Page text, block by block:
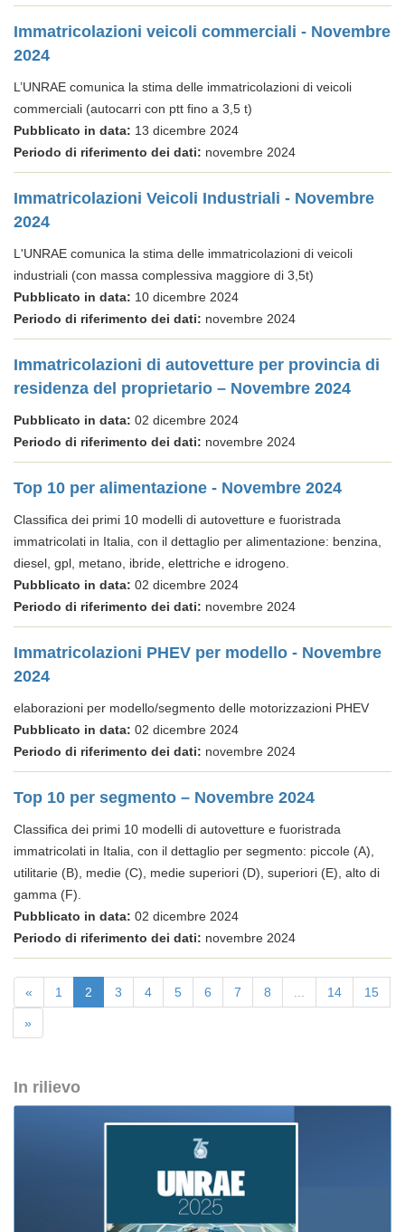
Immatricolazioni veicoli commerciali - Novembre
2024
L’UNRAE comunica la stima delle immatricolazioni di veicoli
commerciali (autocarri con ptt fino a 3,5 t)
Pubblicato in data: 13 dicembre 2024
Periodo di riferimento dei dati: novembre 2024
Immatricolazioni Veicoli Industriali - Novembre
2024
L'UNRAE comunica la stima delle immatricolazioni di veicoli
industriali (con massa complessiva maggiore di 3,5t)
Pubblicato in data: 10 dicembre 2024
Periodo di riferimento dei dati: novembre 2024
Immatricolazioni di autovetture per provincia di
residenza del proprietario – Novembre 2024
Pubblicato in data: 02 dicembre 2024
Periodo di riferimento dei dati: novembre 2024
Top 10 per alimentazione - Novembre 2024
Classifica dei primi 10 modelli di autovetture e fuoristrada
immatricolati in Italia, con il dettaglio per alimentazione: benzina,
diesel, gpl, metano, ibride, elettriche e idrogeno.
Pubblicato in data: 02 dicembre 2024
Periodo di riferimento dei dati: novembre 2024
Immatricolazioni PHEV per modello - Novembre
2024
elaborazioni per modello/segmento delle motorizzazioni PHEV
Pubblicato in data: 02 dicembre 2024
Periodo di riferimento dei dati: novembre 2024
Top 10 per segmento – Novembre 2024
Classifica dei primi 10 modelli di autovetture e fuoristrada
immatricolati in Italia, con il dettaglio per segmento: piccole (A),
utilitarie (B), medie (C), medie superiori (D), superiori (E), alto di
gamma (F).
Pubblicato in data: 02 dicembre 2024
Periodo di riferimento dei dati: novembre 2024
« 1 2 3 4 5 6 7 8 14 15
»
In rilievo